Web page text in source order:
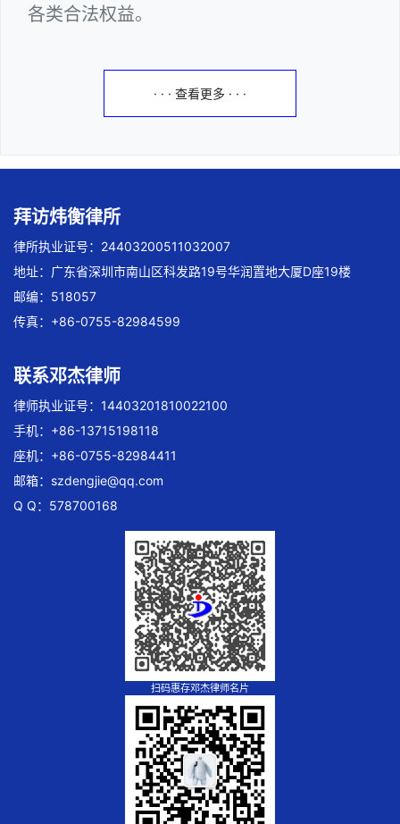
各类合法权益。
· · · 查看更多 · · ·
拜访炜衡律所
律所执业证号：24403200511032007
地址：广东省深圳市南山区科发路19号华润置地大厦D座19楼
邮编：518057
传真：+86-0755-82984599
联系邓杰律师
律师执业证号：14403201810022100
手机：+86-13715198118
座机：+86-0755-82984411
邮箱： szdengjie@qq.com
Q Q：578700168
扫码惠存邓杰律师名片